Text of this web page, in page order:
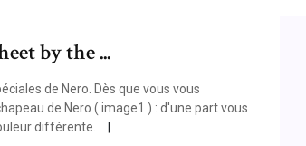
by the ...
de Nero. Dès que vous vous
de Nero ( image1 ) : d'une part vous
différente.